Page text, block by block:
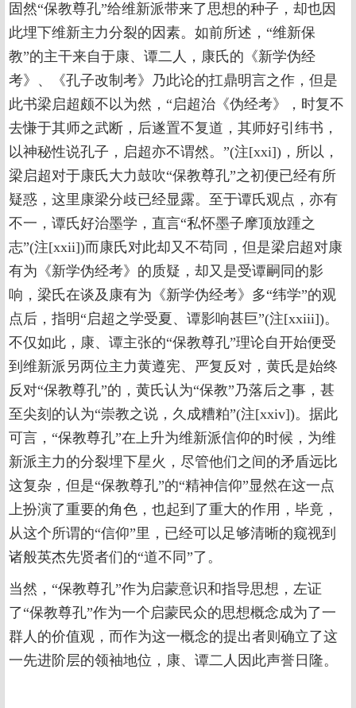
固然“保教尊孔”给维新派带来了思想的种子，却也因
此埋下维新主力分裂的因素。如前所述，“维新保
教”的主干来自于康、谭二人，康氏的《新学伪经
考》、《孔子改制考》乃此论的扛鼎明言之作，但是
此书梁启超颇不以为然，“启超治《伪经考》，时复不
去慊于其师之武断，后遂置不复道，其师好引纬书，
以神秘性说孔子，启超亦不谓然。”(注[xxi])，所以，
梁启超对于康氏大力鼓吹“保教尊孔”之初便已经有所
疑惑，这里康梁分歧已经显露。至于谭氏观点，亦有
不一，谭氏好治墨学，直言“私怀墨子摩顶放踵之
志”(注[xxii])而康氏对此却又不苟同，但是梁启超对康
有为《新学伪经考》的质疑，却又是受谭嗣同的影
响，梁氏在谈及康有为《新学伪经考》多“纬学”的观
点后，指明“启超之学受夏、谭影响甚巨”(注[xxiii])。
不仅如此，康、谭主张的“保教尊孔”理论自开始便受
到维新派另两位主力黄遵宪、严复反对，黄氏是始终
反对“保教尊孔”的，黄氏认为“保教”乃落后之事，甚
至尖刻的认为“崇教之说，久成糟粕”(注[xxiv])。据此
可言，“保教尊孔”在上升为维新派信仰的时候，为维
新派主力的分裂埋下星火，尽管他们之间的矛盾远比
这复杂，但是“保教尊孔”的“精神信仰”显然在这一点
上扮演了重要的角色，也起到了重大的作用，毕竟，
从这个所谓的“信仰”里，已经可以足够清晰的窥视到
诸般英杰先贤者们的“道不同”了。
当然，“保教尊孔”作为启蒙意识和指导思想，左证
了“保教尊孔”作为一个启蒙民众的思想概念成为了一
群人的价值观，而作为这一概念的提出者则确立了这
一先进阶层的领袖地位，康、谭二人因此声誉日隆。